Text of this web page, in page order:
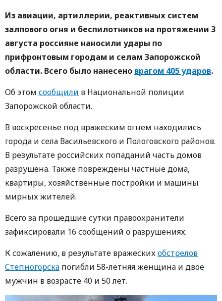
Из авиации, артиллерии, реактивных систем
залпового огня и беспилотников на протяжении 3
августа россияне наносили удары по
прифронтовым городам и селам Запорожской
области. Всего было нанесено врагом 405 ударов.
Об этом сообщили в Национальной полиции
Запорожской области.
В воскресенье под вражеским огнем находились
города и села Васильевского и Пологовского районов.
В результате российских попаданий часть домов
разрушена. Также повреждены частные дома,
квартиры, хозяйственные постройки и машины
мирных жителей.
Всего за прошедшие сутки правоохранители
зафиксировали 16 сообщений о разрушениях.
К сожалению, в результате вражескихобстрелов
Степногорска погибли 58-летняя женщина и двое
мужчин в возрасте 40 и 50 лет.